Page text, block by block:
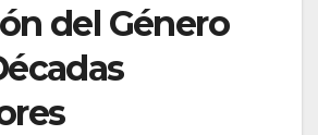
del Género